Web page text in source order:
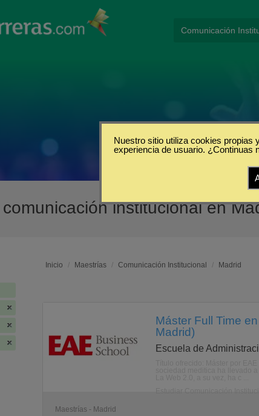
institucional en
Inicio / Maestrías / Comunicación Institucional / Madrid
Máster Full Time
Madrid)
Escuela de
Maestrías - Madrid
Nuestro sitio utiliza cookies propias
experiencia de usuario. ¿Continuas